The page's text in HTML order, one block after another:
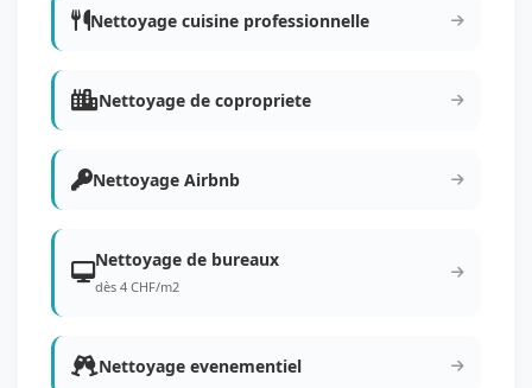
Nettoyage cuisine professionnelle
Nettoyage de copropriete
Nettoyage Airbnb
Nettoyage de bureaux
dès 4 CHF/m2
Nettoyage evenementiel